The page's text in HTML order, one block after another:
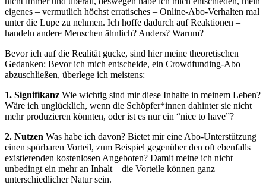
eigenes – vermutlich höchst erratisches – Online-Abo-Verhalten mal
unter die Lupe zu nehmen. Ich hoffe dadurch auf Reaktionen –
handeln andere Menschen ähnlich? Anders? Warum?
Bevor ich auf die Realität gucke, sind hier meine theoretischen
Gedanken: Bevor ich mich entscheide, ein Crowdfunding-Abo
abzuschließen, überlege ich meistens:
1. Signifikanz Wie wichtig sind mir diese Inhalte in meinem Leben?
Wäre ich unglücklich, wenn die Schöpfer*innen dahinter sie nicht
mehr produzieren könnten, oder ist es nur ein “nice to have”?
2. Nutzen Was habe ich davon? Bietet mir eine Abo-Unterstützung
einen spürbaren Vorteil, zum Beispiel gegenüber den oft ebenfalls
existierenden kostenlosen Angeboten? Damit meine ich nicht
unbedingt ein mehr an Inhalt – die Vorteile können ganz
unterschiedlicher Natur sein.